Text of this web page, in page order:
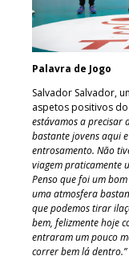
Palavra de Jogo
Salvador Salvador,
aspetos positivos
estávamos a precisar
bastante jovens aqui
entrosamento. Não
viagem praticamente
Penso que foi um
uma atmosfera
que podemos tirar
bem, felizmente hoje
entraram um pouco
correr bem lá dentro.”